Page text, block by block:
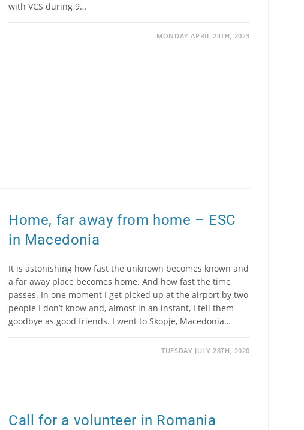
with VCS during 9…
MONDAY APRIL 24TH, 2023
Home, far away from home – ESC
in Macedonia
It is astonishing how fast the unknown becomes known and
a far away place becomes home. And how fast the time
passes. In one moment I get picked up at the airport by two
people I don’t know and, almost in an instant, I tell them
goodbye as good friends. I went to Skopje, Macedonia…
TUESDAY JULY 28TH, 2020
Call for a volunteer in Romania